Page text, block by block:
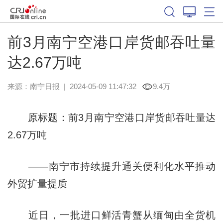
前3月南宁空港口岸货邮吞吐量
达2.67万吨
来源： 南宁日报 | 2024-05-09 11:47:32 9.4万
原标题：前3月南宁空港口岸货邮吞吐量达
2.67万吨
——南宁市持续提升通关便利化水平推动
外贸扩量提质
近日，一批进口鲜活青蟹从缅甸由全货机